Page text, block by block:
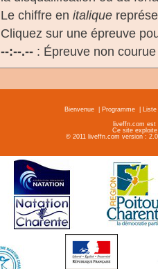
Le chiffre en italique
Cliquez sur une épreuve
--:--.--: Épreuve non
Bienvenue Programme
liveffn.com est
Ce site
© 2011 liveffn.com version :